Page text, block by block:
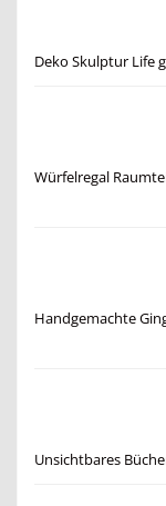
Deko Skulptur Life
Würfelregal
Handgemachte
Unsichtbares